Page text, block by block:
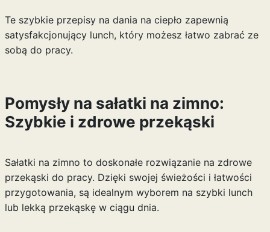
Te szybkie przepisy na dania na ciepło zapewnią
satysfakcjonujący lunch, który możesz łatwo zabrać ze
sobą do pracy.
Pomysły na sałatki na zimno:
Szybkie i zdrowe przekąski
Sałatki na zimno to doskonałe rozwiązanie na zdrowe
przekąski do pracy. Dzięki swojej świeżości i łatwości
przygotowania, są idealnym wyborem na szybki lunch
lub lekką przekąskę w ciągu dnia.